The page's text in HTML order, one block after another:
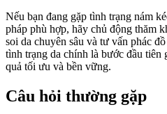
Nếu bạn đang gặp tình trạng nám
pháp phù hợp, hãy chủ động thăm
soi da chuyên sâu và tư vấn phác
tình trạng da chính là bước đầu tiên
quả tối ưu và bền vững.
Câu hỏi thường gặp